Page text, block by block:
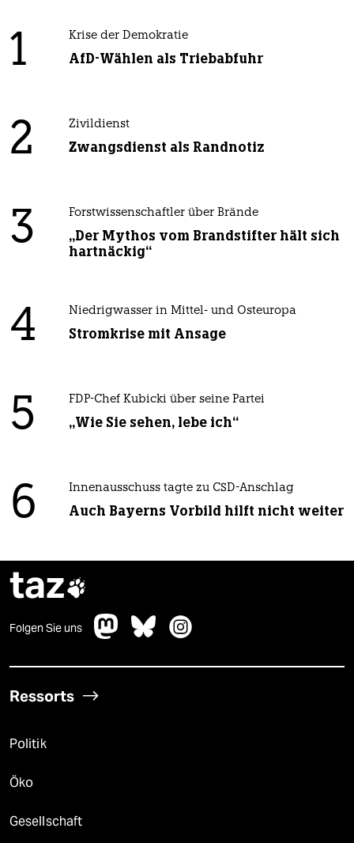
1 Krise der Demokratie
AfD-Wählen als Triebabfuhr
2 Zivildienst
Zwangsdienst als Randnotiz
3 Forstwissenschaftler über Brände
„Der Mythos vom Brandstifter hält sich
hartnäckig“
4 Niedrigwasser in Mittel- und Osteuropa
Stromkrise mit Ansage
5 FDP-Chef Kubicki über seine Partei
„Wie Sie sehen, lebe ich“
6 Innenausschuss tagte zu CSD-Anschlag
Auch Bayerns Vorbild hilft nicht weiter
taz
Folgen Sie uns
Ressorts
Politik
Öko
Gesellschaft